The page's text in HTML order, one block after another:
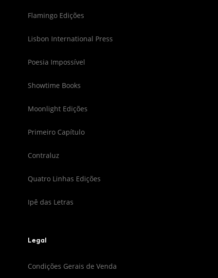
Flamingo Edições
Lisbon International Press
Poesia Impossível
Showtime Books
Moonlight Edições
Primeiro Capítulo
Contraluz
Quatro Linhas Edições
Ipê das Letras
Legal
Condições Gerais de Venda